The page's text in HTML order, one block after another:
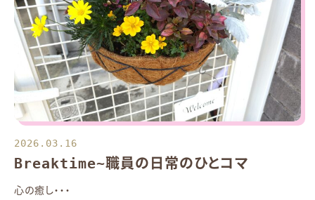
2026.03.16
Breaktime~職員の日常のひとコマ
心の癒し・・・